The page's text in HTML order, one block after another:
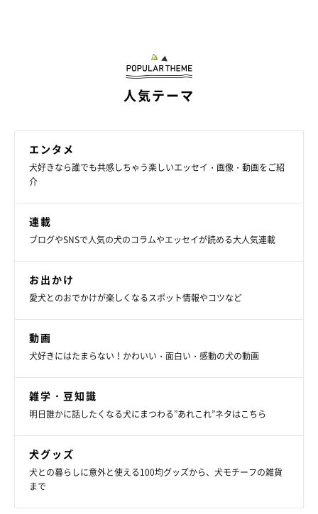
人気テーマ
エンタメ
犬好きなら誰でも共感しちゃう楽しいエッセイ・画像・動画をご紹
介
連載
ブログやSNSで人気の犬のコラムやエッセイが読める大人気連載
お出かけ
愛犬とのおでかけが楽しくなるスポット情報やコツなど
動画
犬好きにはたまらない！かわいい・面白い・感動の犬の動画
雑学・豆知識
明日誰かに話したくなる犬にまつわる”あれこれ”ネタはこちら
犬グッズ
犬との暮らしに意外と使える100均グッズから、犬モチーフの雑貨
まで